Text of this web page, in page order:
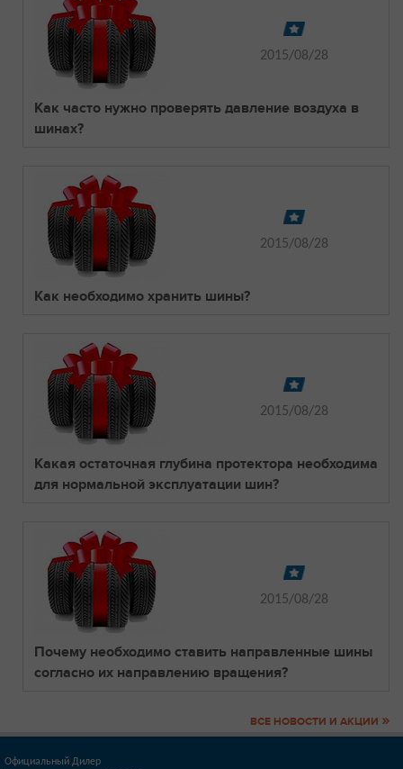
2015/08/28
Как часто нужно проверять давление воздуха в
шинах?
2015/08/28
Как необходимо хранить шины?
2015/08/28
Какая остаточная глубина протектора необходима
для нормальной эксплуатации шин?
2015/08/28
Почему необходимо ставить направленные шины
согласно их направлению вращения?
ВСЕ НОВОСТИ И АКЦИИ »
Официальный Дилер